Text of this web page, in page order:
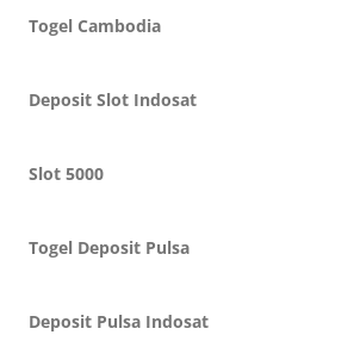
Togel Cambodia
Deposit Slot Indosat
Slot 5000
Togel Deposit Pulsa
Deposit Pulsa Indosat